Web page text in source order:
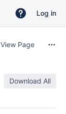
Log in
View Page
Download All